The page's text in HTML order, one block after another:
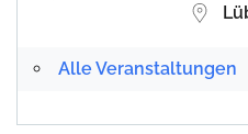
Alle Veranstaltungen